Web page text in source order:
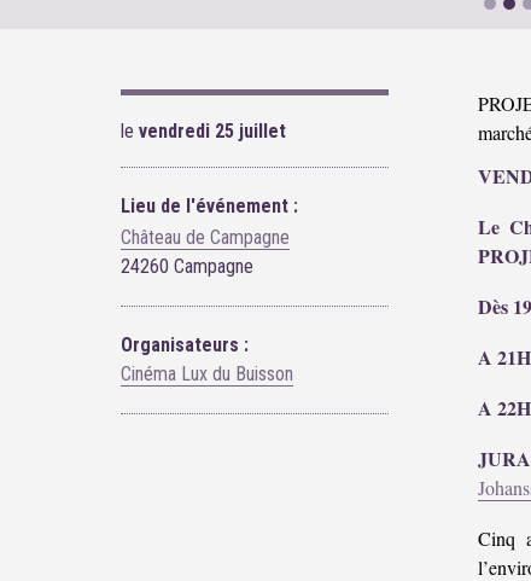
le vendredi 25 juillet
Lieu de l'événement :
Château de Campagne
24260 Campagne
Organisateurs :
Cinéma Lux du Buisson
Le
Dès
A
A
Cinq